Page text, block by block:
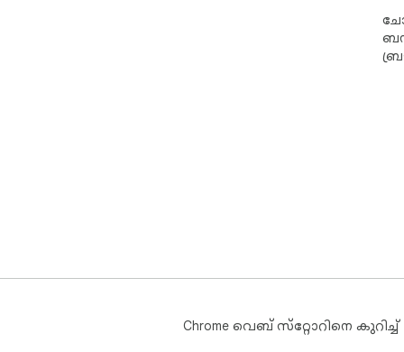
Chrome വെബ് സ്‌റ്റോറിനെ കുറിച്ച്